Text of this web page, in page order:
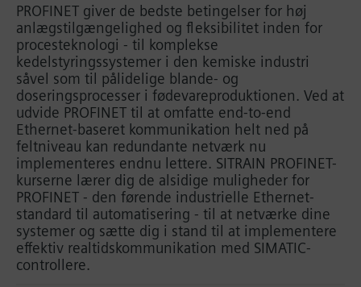
PROFINET giver de bedste betingelser for høj
anlægstilgængelighed og fleksibilitet inden for
procesteknologi - til komplekse
kedelstyringssystemer i den kemiske industri
såvel som til pålidelige blande- og
doseringsprocesser i fødevareproduktionen. Ved at
udvide PROFINET til at omfatte end-to-end
Ethernet-baseret kommunikation helt ned på
feltniveau kan redundante netværk nu
implementeres endnu lettere. SITRAIN PROFINET-
kurserne lærer dig de alsidige muligheder for
PROFINET - den førende industrielle Ethernet-
standard til automatisering - til at netværke dine
systemer og sætte dig i stand til at implementere
effektiv realtidskommunikation med SIMATIC-
controllere.